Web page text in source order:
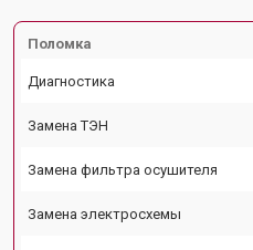
Поломка
Диагностика
Замена ТЭН
Замена фильтра осушителя
Замена электросхемы